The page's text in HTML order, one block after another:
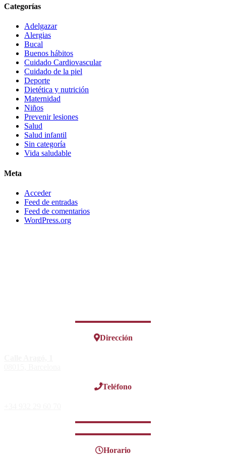
Categorías
Adelgazar
Alergias
Bucal
Buenos hábitos
Cuidado Cardiovascular
Cuidado de la piel
Deporte
Dietética y nutrición
Maternidad
Niños
Prevenir lesiones
Salud
Salud infantil
Sin categoría
Vida saludable
Meta
Acceder
Feed de entradas
Feed de comentarios
WordPress.org
Dirección
Teléfono
Horario